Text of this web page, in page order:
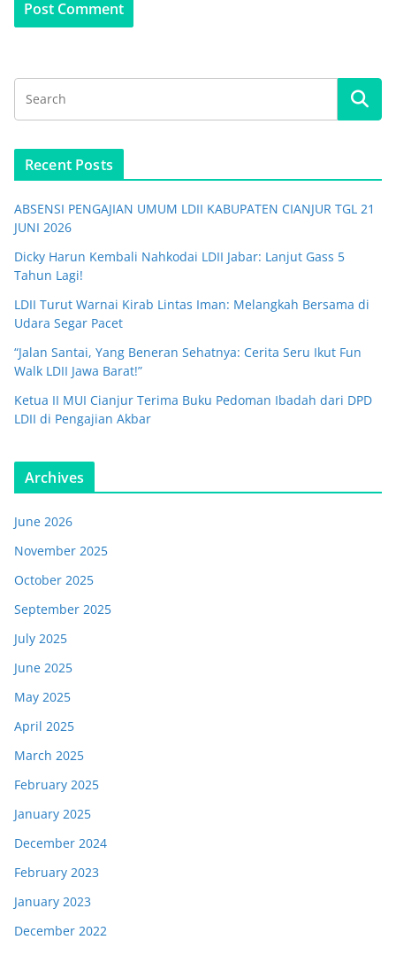
Recent Posts
ABSENSI PENGAJIAN UMUM LDII KABUPATEN CIANJUR TGL 21
JUNI 2026
Dicky Harun Kembali Nahkodai LDII Jabar: Lanjut Gass 5
Tahun Lagi!
LDII Turut Warnai Kirab Lintas Iman: Melangkah Bersama di
Udara Segar Pacet
“Jalan Santai, Yang Beneran Sehatnya: Cerita Seru Ikut Fun
Walk LDII Jawa Barat!”
Ketua II MUI Cianjur Terima Buku Pedoman Ibadah dari DPD
LDII di Pengajian Akbar
Archives
June 2026
November 2025
October 2025
September 2025
July 2025
June 2025
May 2025
April 2025
March 2025
February 2025
January 2025
December 2024
February 2023
January 2023
December 2022